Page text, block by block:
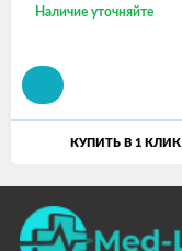
Наличие уточняйте
КУПИТЬ В 1 КЛИК